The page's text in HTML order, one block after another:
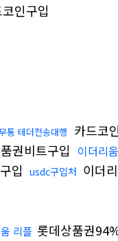
인구입
통 테더전송대행 카드코
권비트구입 이더리
입 usdc구입처 이더
리플 롯데상품권